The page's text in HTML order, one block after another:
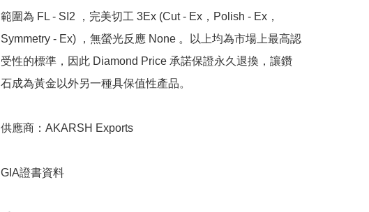
範圍為 FL - SI2 ，完美切工 3Ex (Cut - Ex，Polish - Ex，
Symmetry - Ex) ，無螢光反應 None 。以上均為市場上最高認
受性的標準，因此 Diamond Price 承諾保證永久退換，讓鑽
石成為黃金以外另一種具保值性產品。
供應商：AKARSH Exports
GIA證書資料